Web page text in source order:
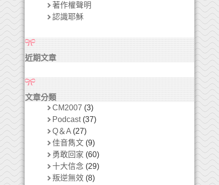
著作權聲明
認識耶穌
近期文章
文章分類
CM2007 (3)
Podcast(37)
Q＆A (27)
佳音雋文 (9)
勇敢回家 (60)
十大信念 (29)
叛逆無效 (8)